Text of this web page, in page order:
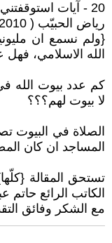
20 - آيات استوقفتني
رياض الحبيّب ( 2010 / 8 / 11 - 11:42 )
{ولم نسمع ان
الله الاسلامي، فهل
كم عدد بيوت الله
لا بيوت لهم؟؟؟
الصلاة في البيوت
المساجد ان كان
تستحق المقالة
الكاتب الرائع حاتم
مع الشكر وفائق